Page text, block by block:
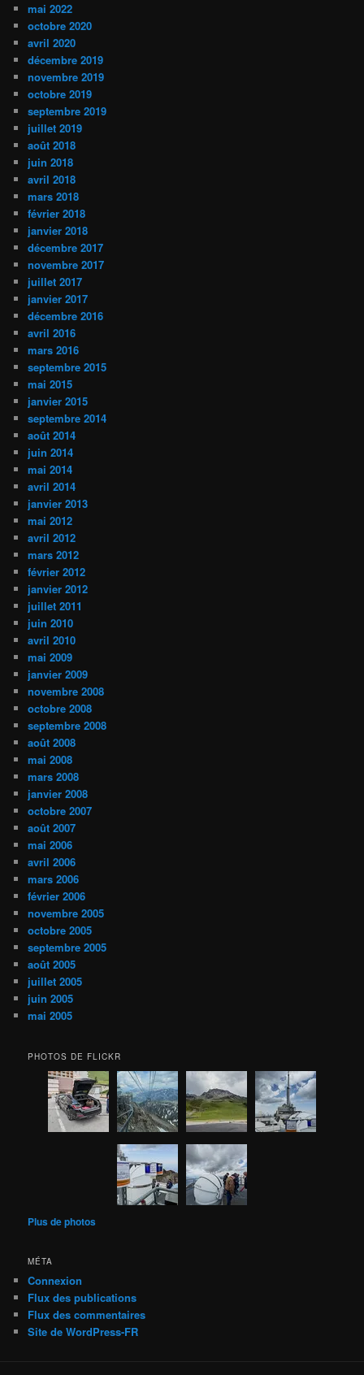
mai 2022
octobre 2020
avril 2020
décembre 2019
novembre 2019
octobre 2019
septembre 2019
juillet 2019
août 2018
juin 2018
avril 2018
mars 2018
février 2018
janvier 2018
décembre 2017
novembre 2017
juillet 2017
janvier 2017
décembre 2016
avril 2016
mars 2016
septembre 2015
mai 2015
janvier 2015
septembre 2014
août 2014
juin 2014
mai 2014
avril 2014
janvier 2013
mai 2012
avril 2012
mars 2012
février 2012
janvier 2012
juillet 2011
juin 2010
avril 2010
mai 2009
janvier 2009
novembre 2008
octobre 2008
septembre 2008
août 2008
mai 2008
mars 2008
janvier 2008
octobre 2007
août 2007
mai 2006
avril 2006
mars 2006
février 2006
novembre 2005
octobre 2005
septembre 2005
août 2005
juillet 2005
juin 2005
mai 2005
PHOTOS DE FLICKR
Plus de photos
MÉTA
Connexion
Flux des publications
Flux des commentaires
Site de WordPress-FR